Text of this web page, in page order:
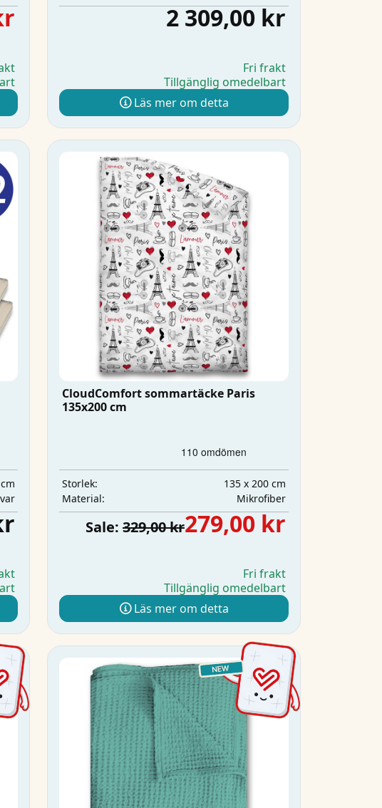
2 309,00 kr
Fri frakt
Tillgänglig omedelbart
Läs mer om detta
CloudComfort sommartäcke Paris
135x200 cm
Storlek:
135 x 200 cm
Material:
Mikrofiber
Sale: 329,00 kr279,00 kr
Fri frakt
Tillgänglig omedelbart
Läs mer om detta